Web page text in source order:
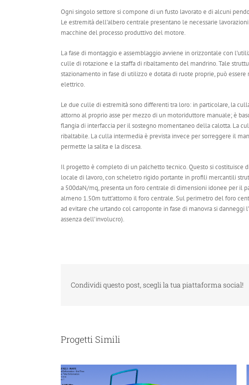
Ogni singolo settore si compone di un fusto lavorato e di alcuni
Le estremità dell’albero centrale presentano le necessarie
macchine del processo produttivo del motore.
La fase di montaggio e assemblaggio avviene in orizzontale con
culle di rotazione e la staffa di ribaltamento del mandrino. Tale
stazionamento in fase di utilizzo e dotata di ruote proprie, può
elettrico.
Le due culle di estremità sono differenti tra loro: in particolare, la
attorno al proprio asse per mezzo di un motoriduttore manuale; è
flangia di interfaccia per il sostegno momentaneo della calotta. La
ribaltabile. La culla intermedia è prevista invece per sorreggere il
permette la salita e la discesa.
Il progetto è completo di un palchetto tecnico. Questo si costituisce
locale di lavoro, con scheletro rigido portante in profili mercantili
a 500daN/mq, presenta un foro centrale di dimensioni idonee per il
almeno 1.50m tutt’attorno il foro centrale. Sul perimetro del foro
ad evitare che urtando col carroponte in fase di manovra si
assenza dell’involucro).
Condividi questo post, scegli la tua piattaforma social!
Progetti Simili